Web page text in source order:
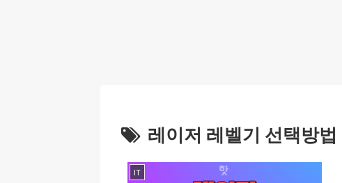
레이저 레벨기 선택방법
IT